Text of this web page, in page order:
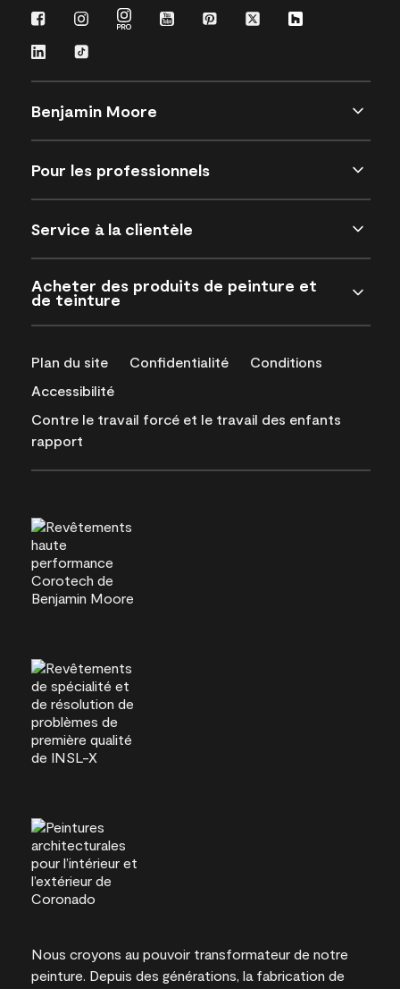
Benjamin Moore
Pour les professionnels
Service à la clientèle
Acheter des produits de peinture et
de teinture
Plan du site Confidentialité
Conditions
Accessibilité
Contre le travail forcé et le travail des enfants
rapport
Nous croyons au pouvoir transformateur de notre
peinture. Depuis des générations, la fabrication de